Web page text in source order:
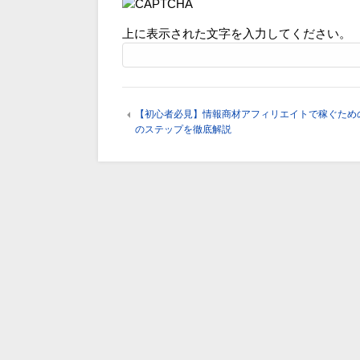
上に表示された文字を入力してください。
【初心者必見】情報商材アフィリエイトで稼ぐため
のステップを徹底解説